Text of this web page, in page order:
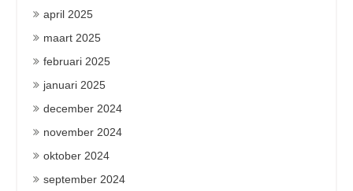
april 2025
maart 2025
februari 2025
januari 2025
december 2024
november 2024
oktober 2024
september 2024